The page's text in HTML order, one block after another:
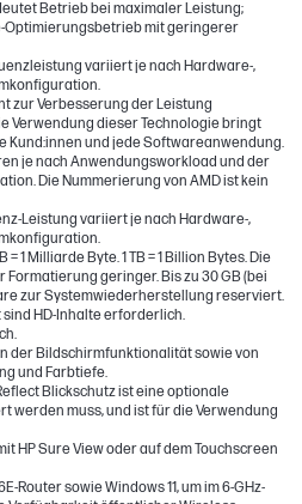
Betrieb bei maximaler Leistung;
Optimierungsbetrieb mit geringerer
variiert je nach Hardware-,
zur Verbesserung der Leistung
Verwendung dieser Technologie bringt
Kund:innen und jede Softwareanwendung.
je nach Anwendungsworkload und der
Die Nummerierung von AMD ist kein
Leistung variiert je nach Hardware-,
1 Milliarde Byte. 1 TB = 1 Billion Bytes. Die
geringer. Bis zu 30 GB (bei
zur Systemwiederherstellung reserviert.
sind HD-Inhalte erforderlich.
der Bildschirmfunktionalität sowie von
und Farbtiefe.
Blickschutz ist eine optionale
werden muss, und ist für die Verwendung
HP Sure View oder auf dem Touchscreen
Router sowie Windows 11, um im 6-GHz-